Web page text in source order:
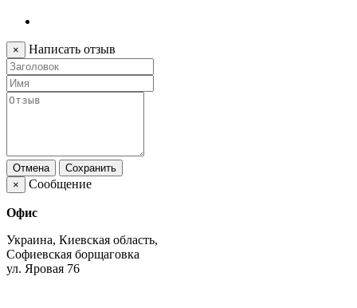
× Написать отзыв
Отмена
Сохранить
×
Сообщение
Офис
Украина, Киевская область,
Софиевская борщаговка
ул. Яровая 76